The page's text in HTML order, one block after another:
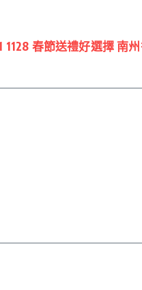
1128 春節送禮好選擇 南